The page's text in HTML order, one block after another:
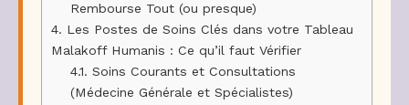
Rembourse Tout (ou presque)
4. Les Postes de Soins Clés dans votre Tableau
Malakoff Humanis : Ce qu’il faut Vérifier
4.1. Soins Courants et Consultations
(Médecine Générale et Spécialistes)